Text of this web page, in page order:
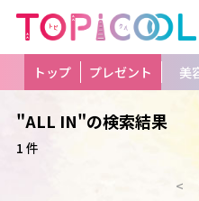
トップ プレゼント 美
"ALL IN"の検索結果
1 件
<